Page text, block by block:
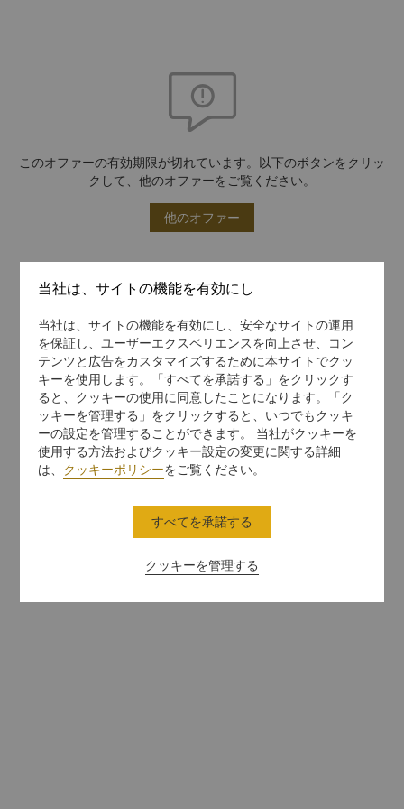
このオファーの有効期限が切れています。以下のボタンをクリッ
クして、他のオファーをご覧ください。
他のオファー
当社は、サイトの機能を有効にし
当社は、サイトの機能を有効にし、安全なサイトの運用
を保証し、ユーザーエクスペリエンスを向上させ、コン
テンツと広告をカスタマイズするために本サイトでクッ
キーを使用します。「すべてを承諾する」をクリックす
ると、クッキーの使用に同意したことになります。「ク
ッキーを管理する」をクリックすると、いつでもクッキ
ーの設定を管理することができます。 当社がクッキーを
使用する方法およびクッキー設定の変更に関する詳細
は、 クッキーポリシーをご覧ください。
クッキーを管理する
すべてを承諾する